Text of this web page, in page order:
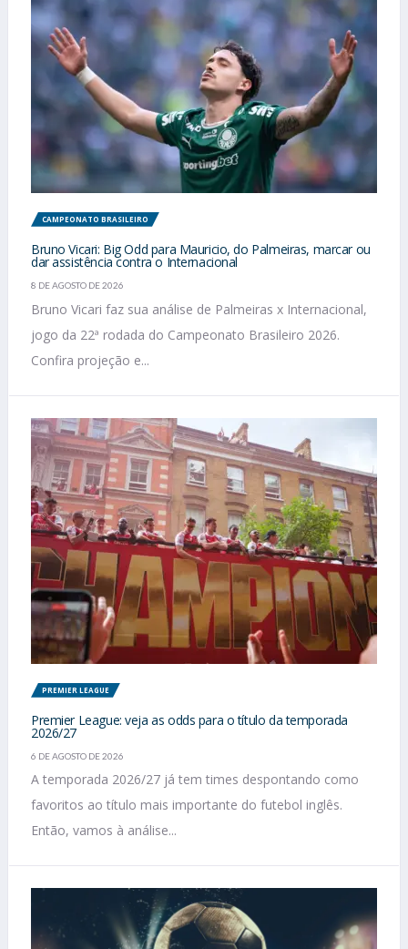
CAMPEONATO BRASILEIRO
Bruno Vicari: Big Odd para Mauricio, do Palmeiras, marcar ou
dar assistência contra o Internacional
8 DE AGOSTO DE 2026
Bruno Vicari faz sua análise de Palmeiras x Internacional,
jogo da 22ª rodada do Campeonato Brasileiro 2026.
Confira projeção e...
PREMIER LEAGUE
Premier League: veja as odds para o título da temporada
2026/27
6 DE AGOSTO DE 2026
A temporada 2026/27 já tem times despontando como
favoritos ao título mais importante do futebol inglês.
Então, vamos à análise...